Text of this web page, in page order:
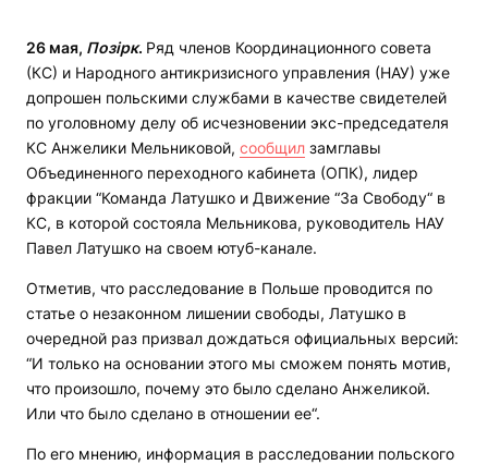
26 мая, Позірк. Ряд членов Координационного совета
(КС) и Народного антикризисного управления (НАУ) уже
допрошен польскими службами в качестве свидетелей
по уголовному делу об исчезновении экс-председателя
КС Анжелики Мельниковой, сообщил замглавы
Объединенного переходного кабинета (ОПК), лидер
фракции “Команда Латушко и Движение “За Свободу“ в
КС, в которой состояла Мельникова, руководитель НАУ
Павел Латушко на своем ютуб-канале.
Отметив, что расследование в Польше проводится по
статье о незаконном лишении свободы, Латушко в
очередной раз призвал дождаться официальных версий:
“И только на основании этого мы сможем понять мотив,
что произошло, почему это было сделано Анжеликой.
Или что было сделано в отношении ее“.
По его мнению, информация в расследовании польского